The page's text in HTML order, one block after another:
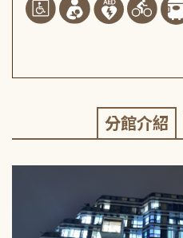
分館介紹